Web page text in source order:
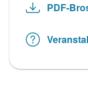
PDF-